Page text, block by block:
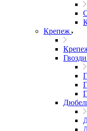
Крепеж
Гвозди